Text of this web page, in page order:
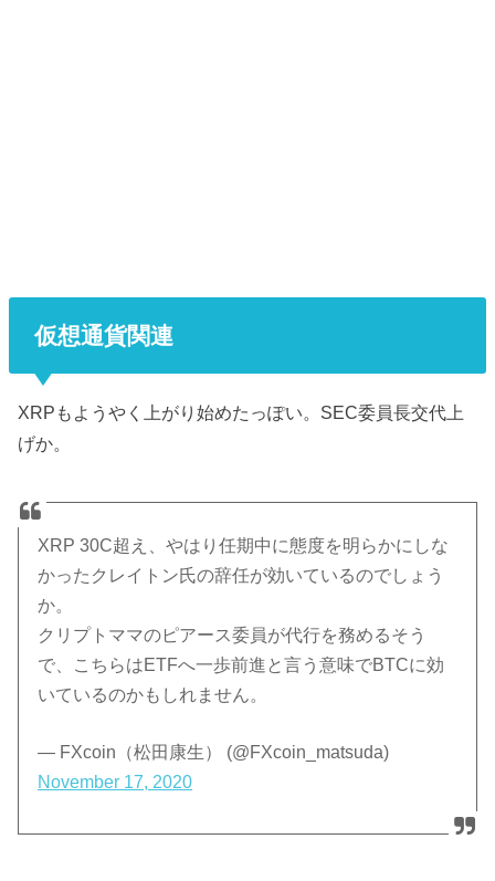
仮想通貨関連
XRPもようやく上がり始めたっぽい。SEC委員長交代上
げか。
XRP 30C超え、やはり任期中に態度を明らかにしな
かったクレイトン氏の辞任が効いているのでしょう
か。
クリプトママのピアース委員が代行を務めるそう
で、こちらはETFへ一歩前進と言う意味でBTCに効
いているのかもしれません。
— FXcoin（松田康生） (@FXcoin_matsuda)
November 17, 2020